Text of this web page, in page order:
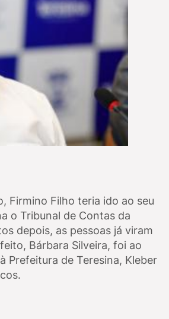
Firmino Filho teria ido ao seu
o Tribunal de Contas da
depois, as pessoas já viram
Bárbara Silveira, foi ao
Prefeitura de Teresina, Kleber